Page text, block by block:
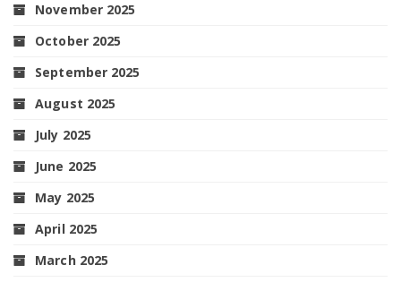
November 2025
October 2025
September 2025
August 2025
July 2025
June 2025
May 2025
April 2025
March 2025